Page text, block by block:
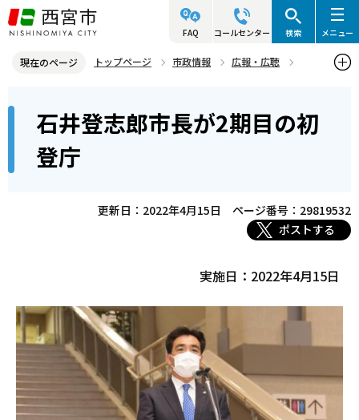
こ
の
ジ
頭
FAQ コールセンター 検索 メニュー
現在のページ トップページ 市政情報
広報・広聴
石井登志郎市長が2期目の初登庁
石井登志郎市長が2期目の初
登庁
更新日：2022年4月15日
ページ番号：29819532
ポストする
実施日：2022年4月15日